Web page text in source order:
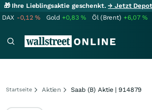
🎁 Ihre Lieblingsaktie geschenkt.→ Jetzt
DAX -0,12% Gold +0,83% Öl (Brent) +6,07%
Startseite Aktien Saab (B) Aktie | 914879